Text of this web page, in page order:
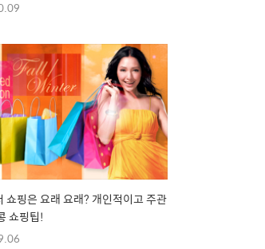
쇼핑은 요래 요래? 개인적이고 주관
쇼핑팁!